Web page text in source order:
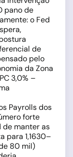
pano de
o Fed
de
pelo
da Zona
3,0% –
Payrolls dos
forte
de manter as
para 1,1630–
80 mil)